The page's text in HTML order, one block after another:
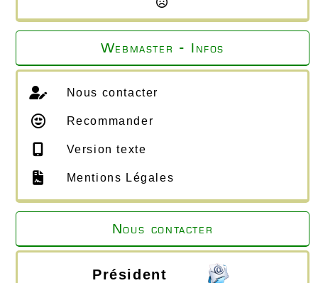
Webmaster - Infos
Nous contacter
Recommander
Version texte
Mentions Légales
Nous contacter
Président